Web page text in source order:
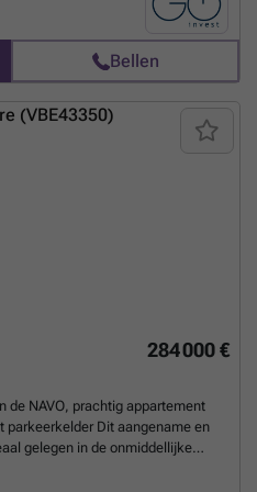
Meer
Bellen
284 000 €
de NAVO, prachtig appartement
parkeerkelder Dit aangename en
gelegen in de onmiddellijke